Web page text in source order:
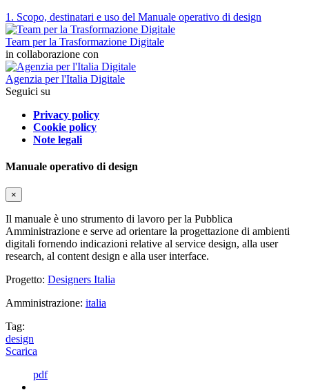
1. Scopo, destinatari e uso del Manuale operativo di design
Team per la Trasformazione Digitale
in collaborazione con
Agenzia per l'Italia Digitale
Seguici su
Privacy policy
Cookie policy
Note legali
Manuale operativo di design
×
Il manuale è uno strumento di lavoro per la Pubblica
Amministrazione e serve ad orientare la progettazione di ambienti
digitali fornendo indicazioni relative al service design, alla user
research, al content design e alla user interface.
Progetto: Designers Italia
Amministrazione: italia
Tag:
design
Scarica
pdf